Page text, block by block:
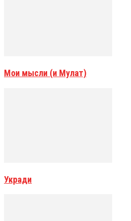
Мои мысли (и Мулат)
Укради